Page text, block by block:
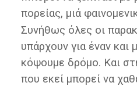
πορείας, μιά
Συνήθως όλες οι
υπάρχουν για έναν και
κόψουμε δρόμο. Και
που εκεί μπορεί να